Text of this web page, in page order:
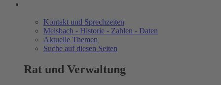
Kontakt und Sprechzeiten
Melsbach - Historie - Zahlen - Daten
Aktuelle Themen
Suche auf diesen Seiten
Rat und Verwaltung